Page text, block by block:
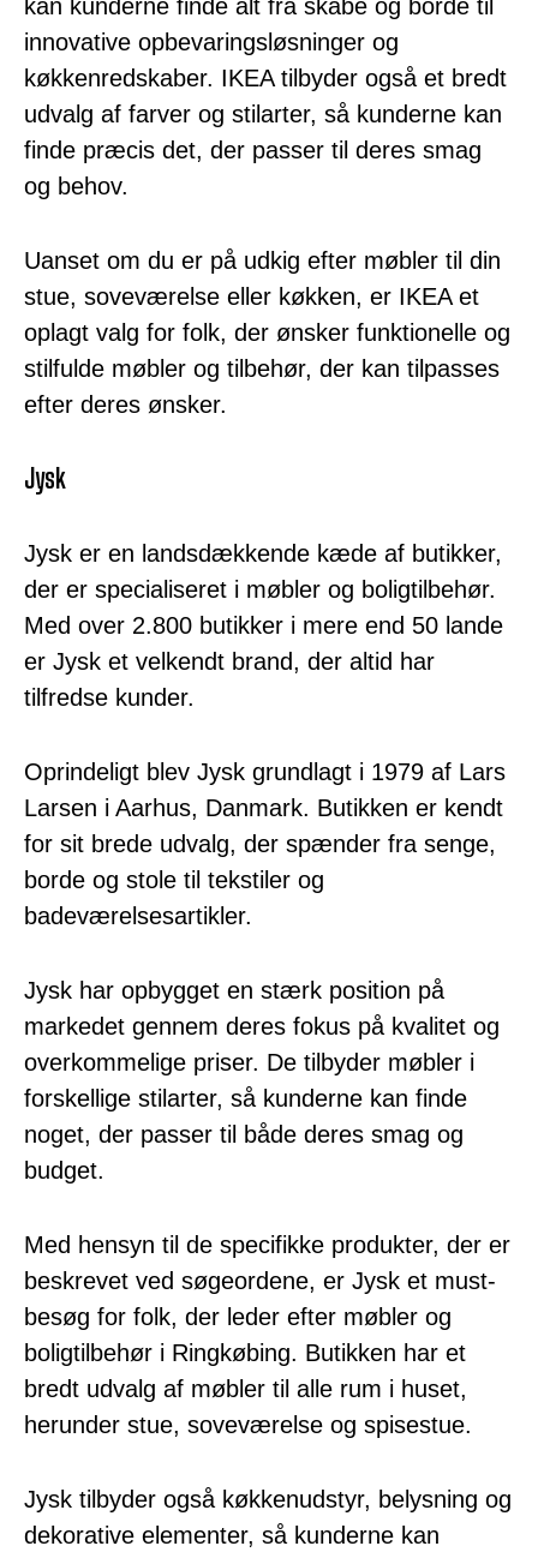
kan kunderne finde alt fra skabe og borde til
innovative opbevaringsløsninger og
køkkenredskaber. IKEA tilbyder også et bredt
udvalg af farver og stilarter, så kunderne kan
finde præcis det, der passer til deres smag
og behov.
Uanset om du er på udkig efter møbler til din
stue, soveværelse eller køkken, er IKEA et
oplagt valg for folk, der ønsker funktionelle og
stilfulde møbler og tilbehør, der kan tilpasses
efter deres ønsker.
Jysk
Jysk er en landsdækkende kæde af butikker,
der er specialiseret i møbler og boligtilbehør.
Med over 2.800 butikker i mere end 50 lande
er Jysk et velkendt brand, der altid har
tilfredse kunder.
Oprindeligt blev Jysk grundlagt i 1979 af Lars
Larsen i Aarhus, Danmark. Butikken er kendt
for sit brede udvalg, der spænder fra senge,
borde og stole til tekstiler og
badeværelsesartikler.
Jysk har opbygget en stærk position på
markedet gennem deres fokus på kvalitet og
overkommelige priser. De tilbyder møbler i
forskellige stilarter, så kunderne kan finde
noget, der passer til både deres smag og
budget.
Med hensyn til de specifikke produkter, der er
beskrevet ved søgeordene, er Jysk et must-
besøg for folk, der leder efter møbler og
boligtilbehør i Ringkøbing. Butikken har et
bredt udvalg af møbler til alle rum i huset,
herunder stue, soveværelse og spisestue.
Jysk tilbyder også køkkenudstyr, belysning og
dekorative elementer, så kunderne kan